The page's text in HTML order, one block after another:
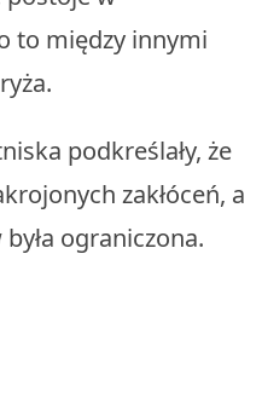
to między innymi
podkreślały, że
zakłóceń, a
ograniczona.